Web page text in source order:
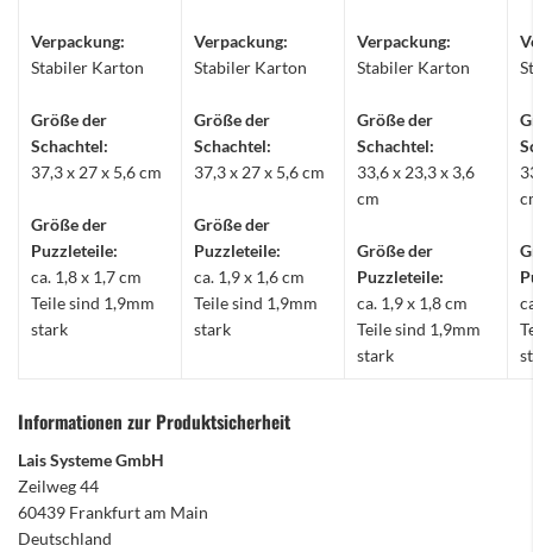
Verpackung:
Stabiler Karton
Größe der
Schachtel:
37,3 x 27 x 5,6 cm
Größe der
Puzzleteile:
ca. 1,8 x 1,7 cm
Teile sind 1,9mm
stark
Verpackung:
Stabiler Karton
Größe der
Schachtel:
37,3 x 27 x 5,6 cm
Größe der
Puzzleteile:
ca. 1,9 x 1,6 cm
Teile sind 1,9mm
stark
Verpackung:
Stabiler Karton
Größe der
Schachtel:
33,6 x 23,3 x 3,6
cm
Größe der
Puzzleteile:
ca. 1,9 x 1,8 cm
Teile sind 1,9mm
stark
Informationen zur Produktsicherheit
Lais Systeme GmbH
Zeilweg 44
60439 Frankfurt am Main
Deutschland